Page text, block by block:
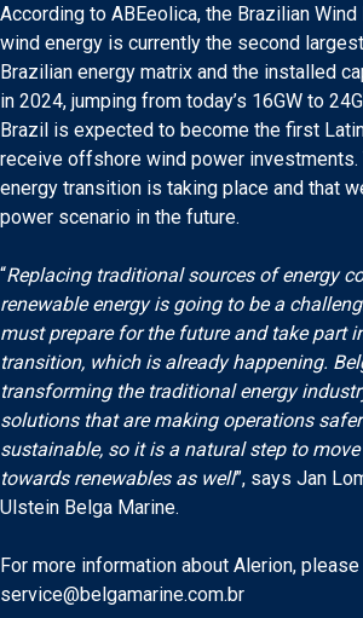
According to ABEeolica, the Brazilian
wind energy is currently the second
Brazilian energy matrix and the installed
in 2024, jumping from today’s 16GW to
Brazil is expected to become the first
receive offshore wind power
energy transition is taking place and that
power scenario in the future.
“Replacing traditional sources of energy
renewable energy is going to be a
must prepare for the future and take part
transition, which is already happening.
transforming the traditional energy
solutions that are making operations
sustainable, so it is a natural step to
towards renewables as well”, says Jan
Ulstein Belga Marine.
For more information about Alerion,
service@belgamarine.com.br